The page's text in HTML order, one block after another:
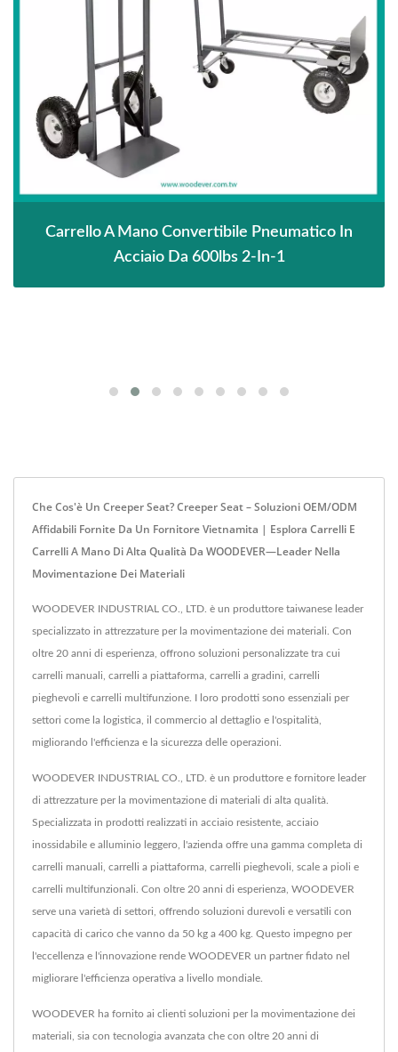
Carrello A Mano Convertibile Pneumatico In
Acciaio Da 600lbs 2-In-1
Che Cos'è Un Creeper Seat? Creeper Seat – Soluzioni OEM/ODM
Affidabili Fornite Da Un Fornitore Vietnamita | Esplora Carrelli E
Carrelli A Mano Di Alta Qualità Da WOODEVER—Leader Nella
Movimentazione Dei Materiali
WOODEVER INDUSTRIAL CO., LTD. è un produttore taiwanese leader
specializzato in attrezzature per la movimentazione dei materiali. Con
oltre 20 anni di esperienza, offrono soluzioni personalizzate tra cui
carrelli manuali, carrelli a piattaforma, carrelli a gradini, carrelli
pieghevoli e carrelli multifunzione. I loro prodotti sono essenziali per
settori come la logistica, il commercio al dettaglio e l'ospitalità,
migliorando l'efficienza e la sicurezza delle operazioni.
WOODEVER INDUSTRIAL CO., LTD. è un produttore e fornitore leader
di attrezzature per la movimentazione di materiali di alta qualità.
Specializzata in prodotti realizzati in acciaio resistente, acciaio
inossidabile e alluminio leggero, l'azienda offre una gamma completa di
carrelli manuali, carrelli a piattaforma, carrelli pieghevoli, scale a pioli e
carrelli multifunzionali. Con oltre 20 anni di esperienza, WOODEVER
serve una varietà di settori, offrendo soluzioni durevoli e versatili con
capacità di carico che vanno da 50 kg a 400 kg. Questo impegno per
l'eccellenza e l'innovazione rende WOODEVER un partner fidato nel
migliorare l'efficienza operativa a livello mondiale.
WOODEVER ha fornito ai clienti soluzioni per la movimentazione dei
materiali, sia con tecnologia avanzata che con oltre 20 anni di